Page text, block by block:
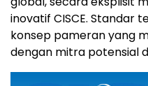
inovatif CISCE. Standar
konsep pameran yang
dengan mitra potensial